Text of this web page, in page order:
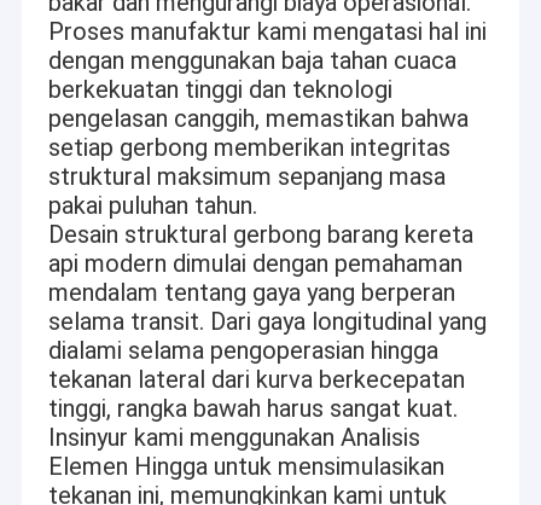
Proses manufaktur kami mengatasi hal ini
dengan menggunakan baja tahan cuaca
berkekuatan tinggi dan teknologi
pengelasan canggih, memastikan bahwa
setiap gerbong memberikan integritas
struktural maksimum sepanjang masa
pakai puluhan tahun.
Desain struktural gerbong barang kereta
api modern dimulai dengan pemahaman
mendalam tentang gaya yang berperan
selama transit. Dari gaya longitudinal yang
dialami selama pengoperasian hingga
tekanan lateral dari kurva berkecepatan
tinggi, rangka bawah harus sangat kuat.
Insinyur kami menggunakan Analisis
Elemen Hingga untuk mensimulasikan
tekanan ini, memungkinkan kami untuk